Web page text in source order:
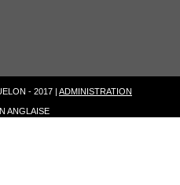
- 2017 | ADMINISTRATION